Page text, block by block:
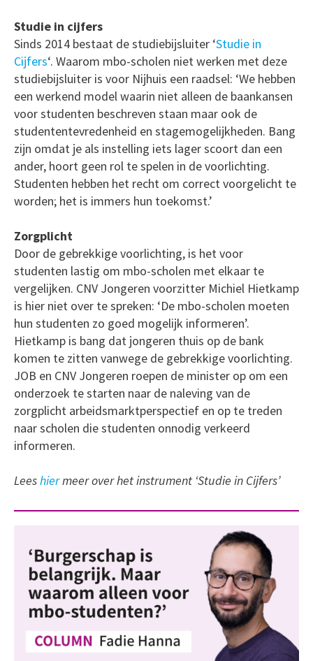
Studie in cijfers
Sinds 2014 bestaat de studiebijsluiter ‘Studie in
Cijfers‘. Waarom mbo-scholen niet werken met deze
studiebijsluiter is voor Nijhuis een raadsel: ‘We hebben
een werkend model waarin niet alleen de baankansen
voor studenten beschreven staan maar ook de
studententevredenheid en stagemogelijkheden. Bang
zijn omdat je als instelling iets lager scoort dan een
ander, hoort geen rol te spelen in de voorlichting.
Studenten hebben het recht om correct voorgelicht te
worden; het is immers hun toekomst.’
Zorgplicht
Door de gebrekkige voorlichting, is het voor
studenten lastig om mbo-scholen met elkaar te
vergelijken. CNV Jongeren voorzitter Michiel Hietkamp
is hier niet over te spreken: ‘De mbo-scholen moeten
hun studenten zo goed mogelijk informeren’.
Hietkamp is bang dat jongeren thuis op de bank
komen te zitten vanwege de gebrekkige voorlichting.
JOB en CNV Jongeren roepen de minister op om een
onderzoek te starten naar de naleving van de
zorgplicht arbeidsmarktperspectief en op te treden
naar scholen die studenten onnodig verkeerd
informeren.
Leeshiermeer over het instrument ‘Studie in Cijfers’